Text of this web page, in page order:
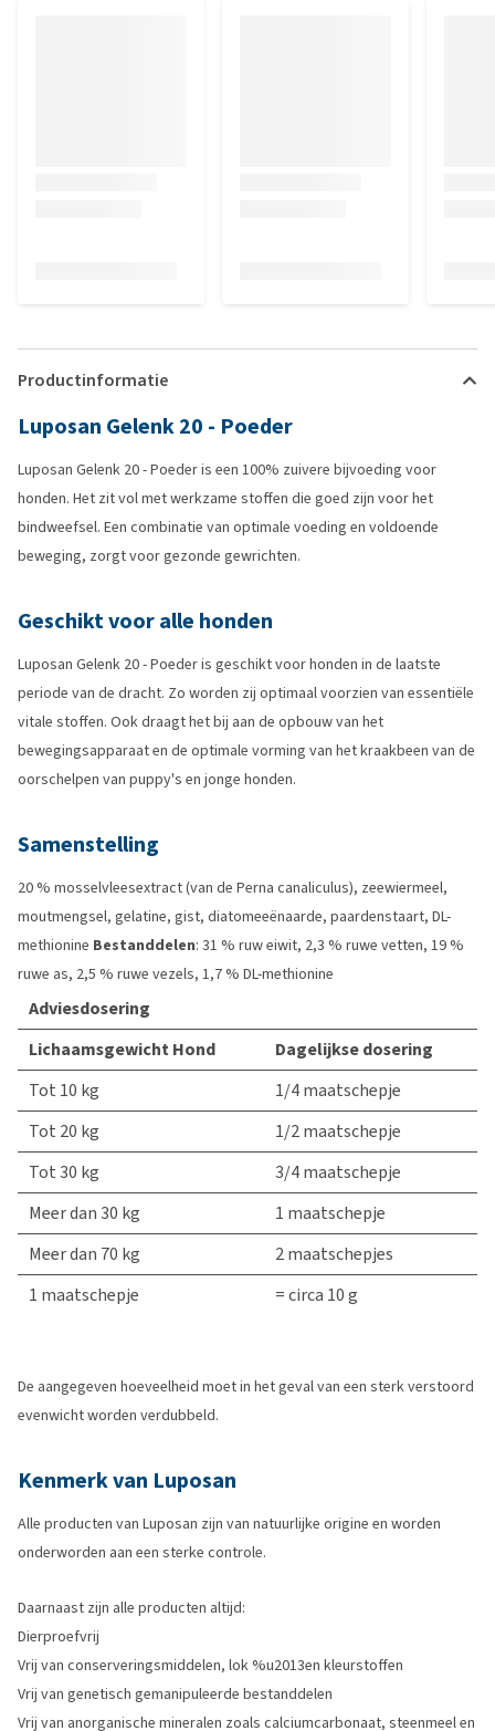
Productinformatie
Luposan Gelenk 20 - Poeder
Luposan Gelenk 20 - Poeder is een 100% zuivere bijvoeding voor
honden. Het zit vol met werkzame stoffen die goed zijn voor het
bindweefsel. Een combinatie van optimale voeding en voldoende
beweging, zorgt voor gezonde gewrichten.
Geschikt voor alle honden
Luposan Gelenk 20 - Poeder is geschikt voor honden in de laatste
periode van de dracht. Zo worden zij optimaal voorzien van essentiële
vitale stoffen. Ook draagt het bij aan de opbouw van het
bewegingsapparaat en de optimale vorming van het kraakbeen van de
oorschelpen van puppy's en jonge honden.
Samenstelling
20 % mosselvleesextract (van de Perna canaliculus), zeewiermeel,
moutmengsel, gelatine, gist, diatomeeënaarde, paardenstaart, DL-
methionine Bestanddelen: 31 % ruw eiwit, 2,3 % ruwe vetten, 19 %
ruwe as, 2,5 % ruwe vezels, 1,7 % DL-methionine
Adviesdosering
Lichaamsgewicht Hond
Dagelijkse dosering
Tot 10 kg
1/4 maatschepje
Tot 20 kg
1/2 maatschepje
Tot 30 kg
3/4 maatschepje
Meer dan 30 kg
1 maatschepje
Meer dan 70 kg
2 maatschepjes
1 maatschepje
= circa 10 g
De aangegeven hoeveelheid moet in het geval van een sterk verstoord
evenwicht worden verdubbeld.
Kenmerk van Luposan
Alle producten van Luposan zijn van natuurlijke origine en worden
onderworden aan een sterke controle.
Daarnaast zijn alle producten altijd:
Dierproefvrij
Vrij van conserveringsmiddelen, lok %u2013en kleurstoffen
Vrij van genetisch gemanipuleerde bestanddelen
Vrij van anorganische mineralen zoals calciumcarbonaat, steenmeel en